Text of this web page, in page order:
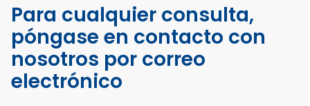
Para cualquier consulta,
póngase en contacto con
nosotros por correo
electrónico